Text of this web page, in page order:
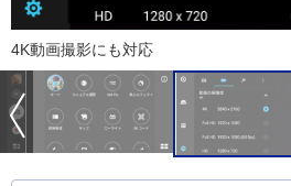
4K動画撮影にも対応